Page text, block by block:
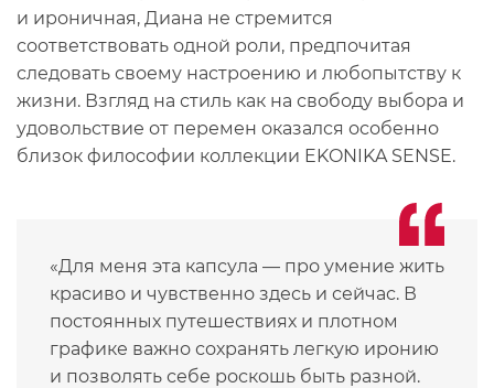
и ироничная, Диана не стремится
соответствовать одной роли, предпочитая
следовать своему настроению и любопытству к
жизни. Взгляд на стиль как на свободу выбора и
удовольствие от перемен оказался особенно
близок философии коллекции EKONIKA SENSE.
«Для меня эта капсула — про умение жить
красиво и чувственно здесь и сейчас. В
постоянных путешествиях и плотном
графике важно сохранять легкую иронию
и позволять себе роскошь быть разной.